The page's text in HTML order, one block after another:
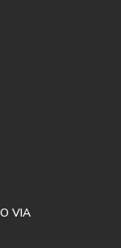
VIA